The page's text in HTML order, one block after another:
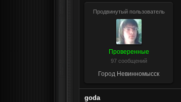
Продвинутый пользователь
Проверенные
97 сообщений
Город Невинномысск
goda